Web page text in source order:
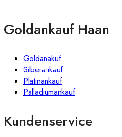
Goldankauf Haan
Goldanakuf
Silberankauf
Platinankauf
Palladiumankauf
Kundenservice